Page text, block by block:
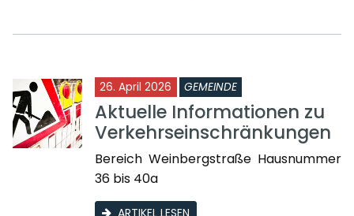
26. April 2026 GEMEINDE
Aktuelle Informationen zu
Verkehrseinschränkungen
Bereich Weinbergstraße Hausnummer
36 bis 40a
ARTIKEL LESEN